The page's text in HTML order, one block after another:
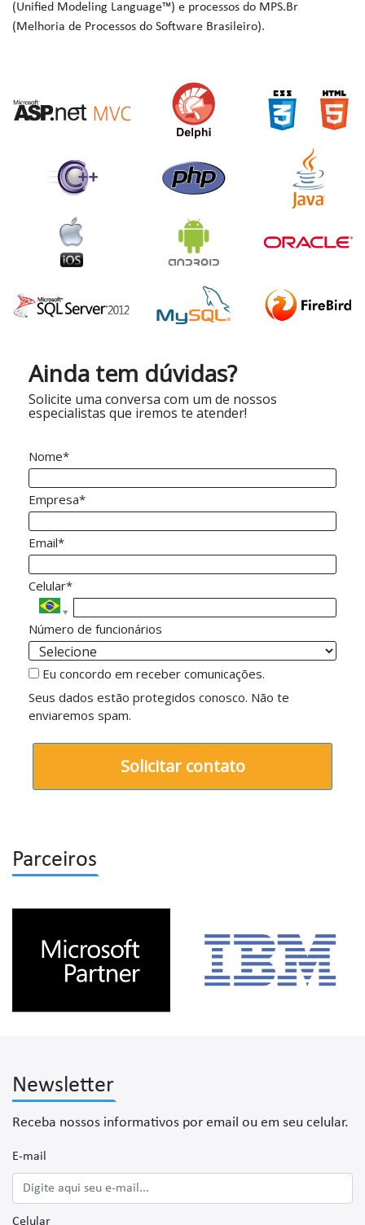
(Unified Modeling Language™) e processos do MPS.Br
(Melhoria de Processos do Software Brasileiro).
Ainda tem dúvidas?
Solicite uma conversa com um de nossos
especialistas que iremos te atender!
Nome*
Empresa*
Email*
Celular*
Número de funcionários
Eu concordo em receber comunicações.
Seus dados estão protegidos conosco. Não te
enviaremos spam.
Solicitar contato
Parceiros
Newsletter
Receba nossos informativos por email ou em seu celular.
E-mail
Celular